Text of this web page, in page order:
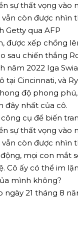
sự thất vọng vào
còn được nhìn
Getty qua AFP
được xếp chồng
sau chiến thắng
năm 2022 Iga
tại Cincinnati, và
độ phong
đây nhất của cô.
cụ để biến
sự thất vọng vào
còn được nhìn
mọi con mắt
Cô ấy có thể im
mình không?
ngày 21 tháng 8